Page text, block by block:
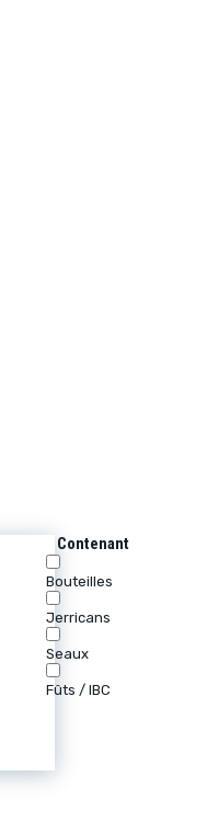
Contenant
Bouteilles
Jerricans
Seaux
Fûts / IBC